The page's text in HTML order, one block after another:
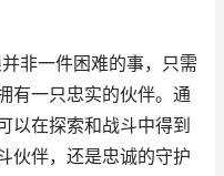
非一件困难的事，只需
有一只忠实的伙伴。通
以在探索和战斗中得到
伙伴，还是忠诚的守护